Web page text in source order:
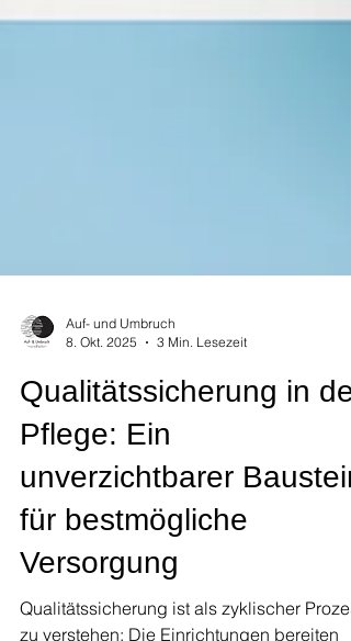
Auf- und Umbruch
8. Okt. 2025
3 Min. Lesezeit
Qualitätssicherung in der
Pflege: Ein
unverzichtbarer Baustein
für bestmögliche